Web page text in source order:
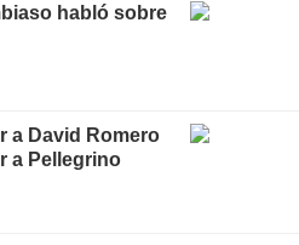
habló sobre
a David Romero
a Pellegrino